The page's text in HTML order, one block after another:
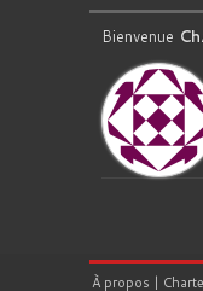
Bienvenue
À propos |